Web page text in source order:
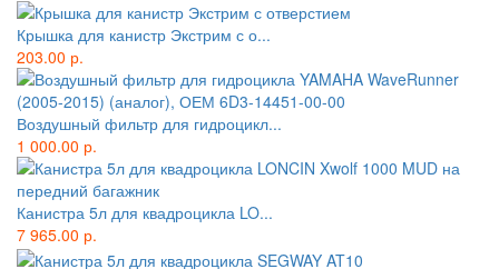
Крышка для канистр Экстрим с о...
203.00 р.
Воздушный фильтр для гидроцикл...
1 000.00 р.
Канистра 5л для квадроцикла LO...
7 965.00 р.